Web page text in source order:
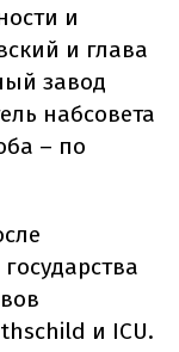
и
и глава
завод
набсовета
– по
и ICU.